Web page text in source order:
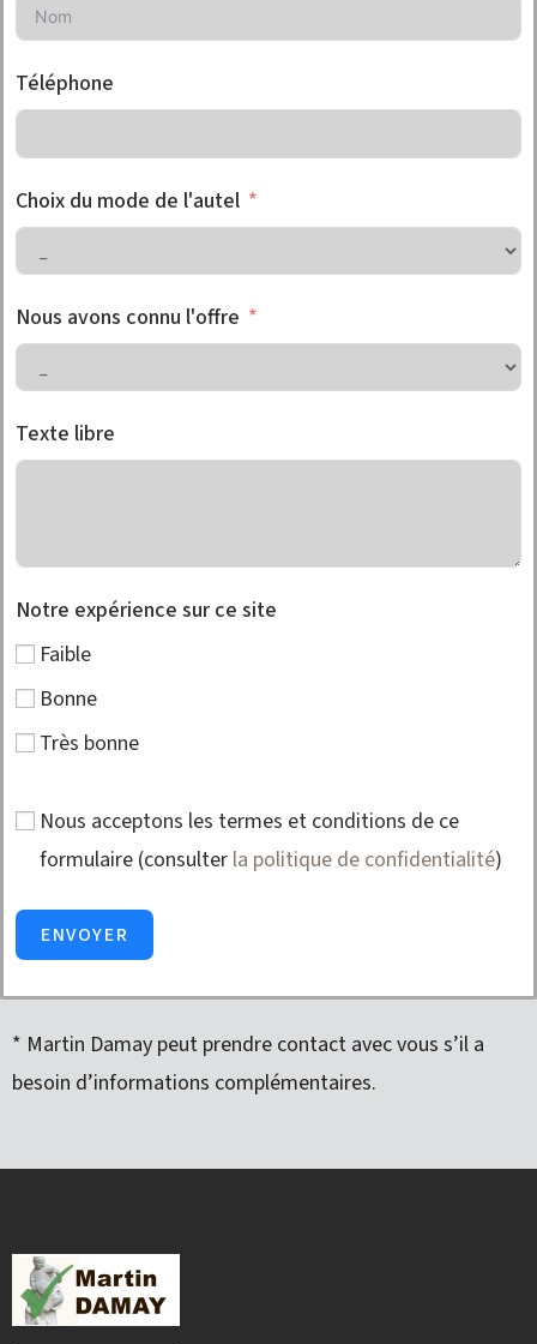
Téléphone
Choix du mode de l'autel
Nous avons connu l'offre
Texte libre
Notre expérience sur ce site
Faible
Bonne
Très bonne
Nous acceptons les termes et conditions de ce
formulaire (consulter la politique de confidentialité)
ENVOYER
* Martin Damay peut prendre contact avec vous s’il a
besoin d’informations complémentaires.